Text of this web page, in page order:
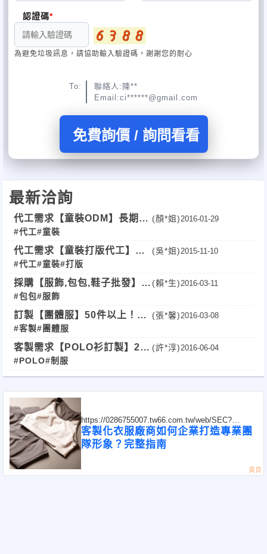
認證碼
為避免垃圾訊息，請協助輸入驗證碼，謝謝您的耐心
To:
聯絡人:陳**
Email:ci******@gmail.com
免費詢價 / 詢問看看
最新洽詢
代工需求【童裝ODM】長期
(全台)
(顏*姐) 2016-01-29
#代工#童裝
代工需求【童裝打版代工】長
期預算20萬！全台！
(吳*姐) 2015-11-10
#代工#童裝#打版
採購【服飾,包包,鞋子批發】
(固定批發)
(賴*生) 2016-03-11
#包包#服飾
訂製【團體服】50件以上！全
台可
(張*馨) 2016-03-08
#客製#團體服
客製需求【POLO衫訂製】250
件！(全台)
(許*淳) 2016-06-04
#POLO#制服
https://0286755007.tw66.com.tw/web/SEC?
postId=1353772
客製化衣服廠商如何企業打造專業團
隊形象？完整指南